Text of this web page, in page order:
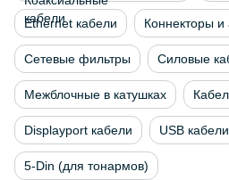
Ethernet кабели Коннекторы
Сетевые фильтры Силовые
Межблочные в катушках
Displayport кабели USB кабели
5-Din (для тонармов)